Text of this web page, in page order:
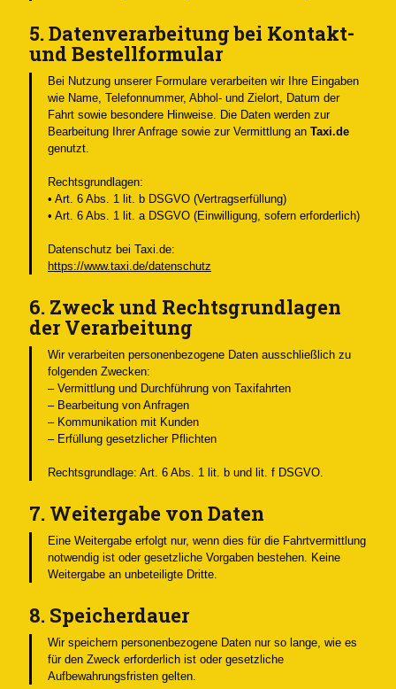
5. Datenverarbeitung bei Kontakt-
und Bestellformular
Bei Nutzung unserer Formulare verarbeiten wir Ihre Eingaben
wie Name, Telefonnummer, Abhol- und Zielort, Datum der
Fahrt sowie besondere Hinweise. Die Daten werden zur
Bearbeitung Ihrer Anfrage sowie zur Vermittlung an Taxi.de
genutzt.
Rechtsgrundlagen:
• Art. 6 Abs. 1 lit. b DSGVO (Vertragserfüllung)
• Art. 6 Abs. 1 lit. a DSGVO (Einwilligung, sofern erforderlich)
Datenschutz bei Taxi.de:
https://www.taxi.de/datenschutz
6. Zweck und Rechtsgrundlagen
der Verarbeitung
Wir verarbeiten personenbezogene Daten ausschließlich zu
folgenden Zwecken:
– Vermittlung und Durchführung von Taxifahrten
– Bearbeitung von Anfragen
– Kommunikation mit Kunden
– Erfüllung gesetzlicher Pflichten
Rechtsgrundlage: Art. 6 Abs. 1 lit. b und lit. f DSGVO.
7. Weitergabe von Daten
Eine Weitergabe erfolgt nur, wenn dies für die Fahrtvermittlung
notwendig ist oder gesetzliche Vorgaben bestehen. Keine
Weitergabe an unbeteiligte Dritte.
8. Speicherdauer
Wir speichern personenbezogene Daten nur so lange, wie es
für den Zweck erforderlich ist oder gesetzliche
Aufbewahrungsfristen gelten.